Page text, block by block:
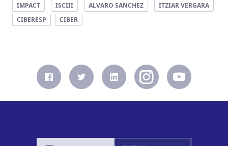
IMPACT ISCIII ALVARO SANCHEZ
ITZIAR VERGARA
CIBERESP
CIBER